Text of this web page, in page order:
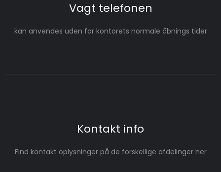
Vagt telefonen
kan anvendes uden for kontorets normale åbnings tider
Kontakt info
Find kontakt oplysninger på de forskellige afdelinger her